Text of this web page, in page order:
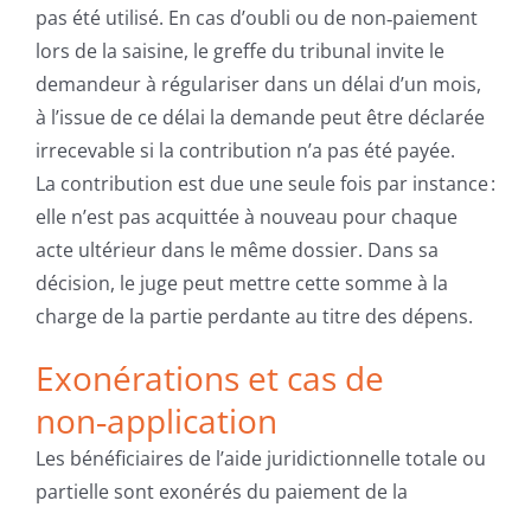
pas été utilisé. En cas d’oubli ou de non‑paiement
lors de la saisine, le greffe du tribunal invite le
demandeur à régulariser dans un délai d’un mois,
à l’issue de ce délai la demande peut être déclarée
irrecevable si la contribution n’a pas été payée.
La contribution est due une seule fois par instance :
elle n’est pas acquittée à nouveau pour chaque
acte ultérieur dans le même dossier. Dans sa
décision, le juge peut mettre cette somme à la
charge de la partie perdante au titre des dépens.
Exonérations et cas de
non‑application
Les bénéficiaires de l’aide juridictionnelle totale ou
partielle sont exonérés du paiement de la